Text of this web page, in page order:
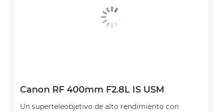
Canon RF 400mm F2.8L IS USM
Un superteleobjetivo de alto rendimiento con